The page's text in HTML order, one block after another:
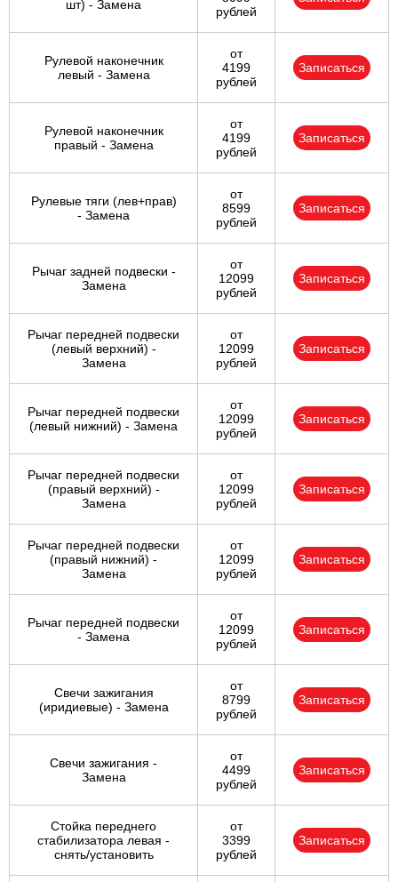
шт) - Замена
рублей
Рулевой наконечник
левый - Замена
от
4199
рублей
Записаться
Рулевой наконечник
правый - Замена
от
4199
рублей
Записаться
Рулевые тяги (лев+прав)
- Замена
от
8599
рублей
Записаться
Рычаг задней подвески -
Замена
от
12099
рублей
Записаться
Рычаг передней подвески
(левый верхний) -
Замена
от
12099
рублей
Записаться
Рычаг передней подвески
(левый нижний) - Замена
от
12099
рублей
Записаться
Рычаг передней подвески
(правый верхний) -
Замена
от
12099
рублей
Записаться
Рычаг передней подвески
(правый нижний) -
Замена
от
12099
рублей
Записаться
Рычаг передней подвески
- Замена
от
12099
рублей
Записаться
Свечи зажигания
(иридиевые) - Замена
от
8799
рублей
Записаться
Свечи зажигания -
Замена
от
4499
рублей
Записаться
Стойка переднего
стабилизатора левая -
снять/установить
от
3399
рублей
Записаться